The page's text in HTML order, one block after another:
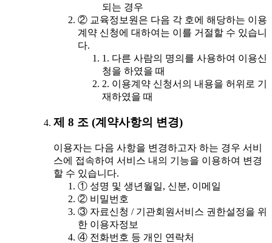
되는 경우
② 교육정보원은 다음 각 호에 해당하는 이용
계약 신청에 대하여는 이를 거절할 수 있습니
다.
1. 다른 사람의 명의를 사용하여 이용신
청을 하였을 때
2. 이용계약 신청서의 내용을 허위로 기
재하였을 때
제 8 조 (계약사항의 변경)
이용자는 다음 사항을 변경하고자 하는 경우 서비
스에 접속하여 서비스 내의 기능을 이용하여 변경
할 수 있습니다.
① 성명 및 생년월일, 신분, 이메일
② 비밀번호
③ 자료신청 / 기관회원서비스 권한설정을 위
한 이용자정보
④ 전화번호 등 개인 연락처